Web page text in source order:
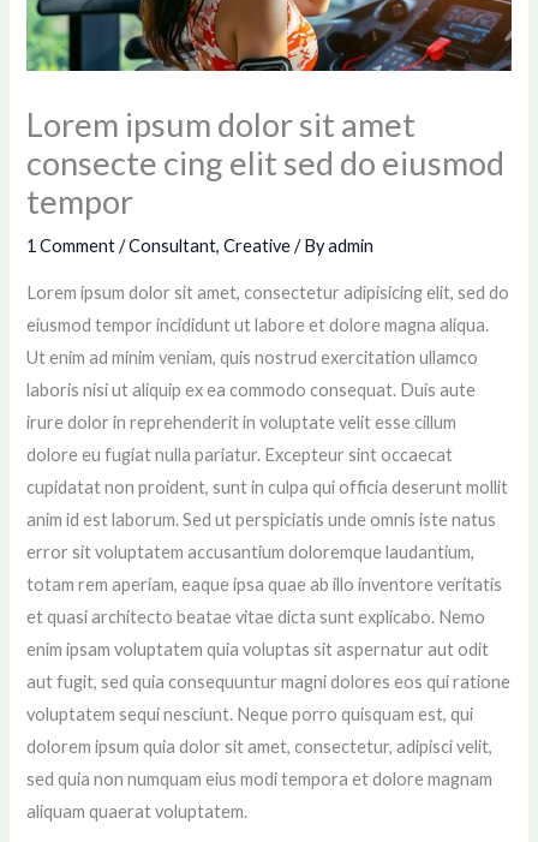
Lorem ipsum dolor sit amet
consecte cing elit sed do eiusmod
tempor
1 Comment /Consultant,Creative/ Byadmin
Lorem ipsum dolor sit amet, consectetur adipisicing elit, sed do
eiusmod tempor incididunt ut labore et dolore magna aliqua.
Ut enim ad minim veniam, quis nostrud exercitation ullamco
laboris nisi ut aliquip ex ea commodo consequat. Duis aute
irure dolor in reprehenderit in voluptate velit esse cillum
dolore eu fugiat nulla pariatur. Excepteur sint occaecat
cupidatat non proident, sunt in culpa qui officia deserunt mollit
anim id est laborum. Sed ut perspiciatis unde omnis iste natus
error sit voluptatem accusantium doloremque laudantium,
totam rem aperiam, eaque ipsa quae ab illo inventore veritatis
et quasi architecto beatae vitae dicta sunt explicabo. Nemo
enim ipsam voluptatem quia voluptas sit aspernatur aut odit
aut fugit, sed quia consequuntur magni dolores eos qui ratione
voluptatem sequi nesciunt. Neque porro quisquam est, qui
dolorem ipsum quia dolor sit amet, consectetur, adipisci velit,
sed quia non numquam eius modi tempora et dolore magnam
aliquam quaerat voluptatem.